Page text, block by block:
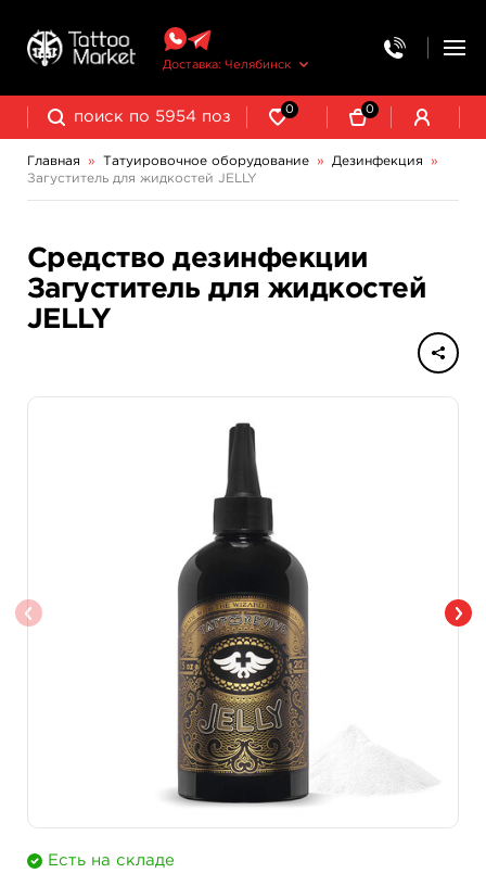
Доставка: Челябинск
0 0
Главная » Татуировочное оборудование » Дезинфекция
»
Загуститель для жидкостей JELLY
Средство дезинфекции
Загуститель для жидкостей
JELLY
Есть на складе